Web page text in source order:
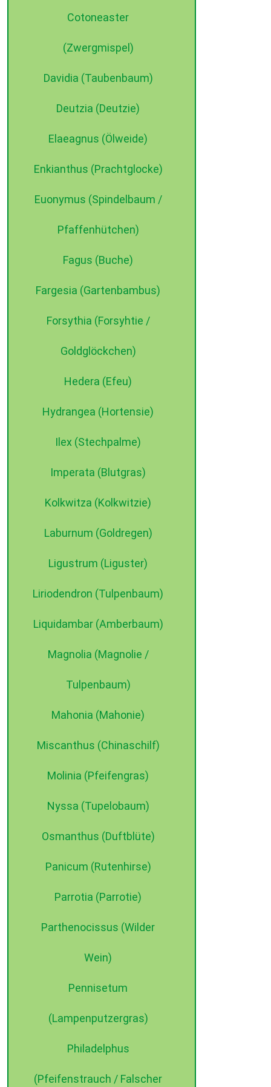
Cotoneaster
(Zwergmispel)
Davidia (Taubenbaum)
Deutzia (Deutzie)
Elaeagnus (Ölweide)
Enkianthus (Prachtglocke)
Euonymus (Spindelbaum /
Pfaffenhütchen)
Fagus (Buche)
Fargesia (Gartenbambus)
Forsythia (Forsyhtie /
Goldglöckchen)
Hedera (Efeu)
Hydrangea (Hortensie)
Ilex (Stechpalme)
Imperata (Blutgras)
Kolkwitza (Kolkwitzie)
Laburnum (Goldregen)
Ligustrum (Liguster)
Liriodendron (Tulpenbaum)
Liquidambar (Amberbaum)
Magnolia (Magnolie /
Tulpenbaum)
Mahonia (Mahonie)
Miscanthus (Chinaschilf)
Molinia (Pfeifengras)
Nyssa (Tupelobaum)
Osmanthus (Duftblüte)
Panicum (Rutenhirse)
Parrotia (Parrotie)
Parthenocissus (Wilder
Wein)
Pennisetum
(Lampenputzergras)
Philadelphus
(Pfeifenstrauch / Falscher